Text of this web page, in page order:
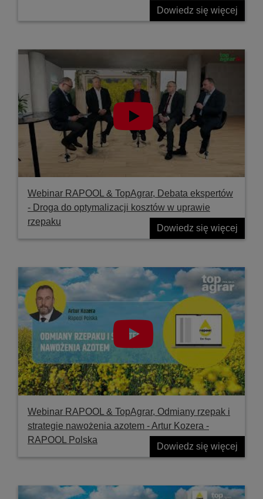
Dowiedz się więcej
Webinar RAPOOL & TopAgrar, Debata ekspertów
- Droga do optymalizacji kosztów w uprawie
rzepaku
Dowiedz się więcej
Webinar RAPOOL & TopAgrar, Odmiany rzepak i
strategie nawożenia azotem - Artur Kozera -
RAPOOL Polska
Dowiedz się więcej